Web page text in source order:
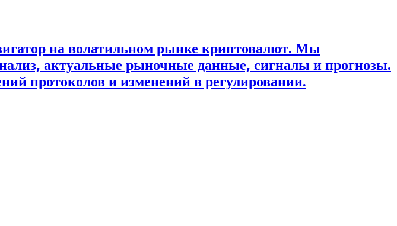
на волатильном рынке криптовалют. Мы
актуальные рыночные данные, сигналы и прогнозы.
протоколов и изменений в регулировании.